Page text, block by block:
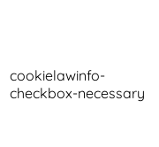
cookielawinfo-
checkbox-necessary